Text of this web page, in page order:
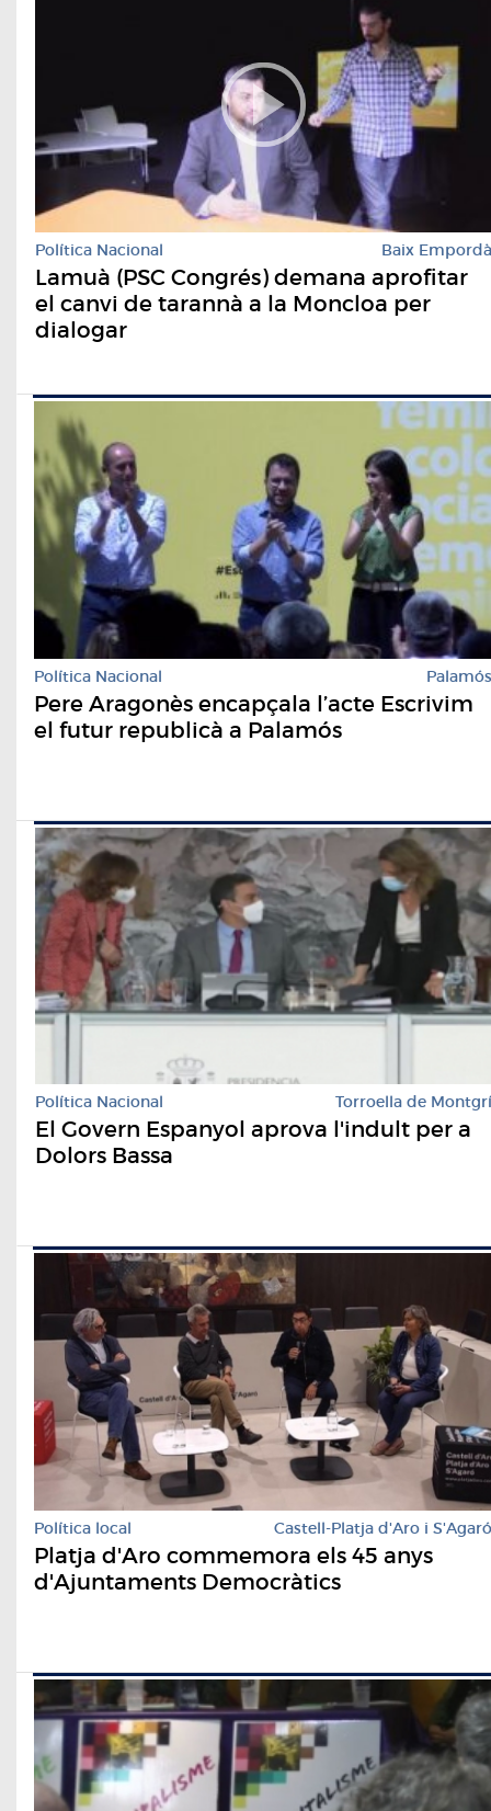
Política Nacional Baix Empordà
Lamuà (PSC Congrés) demana aprofitar
el canvi de tarannà a la Moncloa per
dialogar
Política Nacional Palamós
Pere Aragonès encapçala l’acte Escrivim
el futur republicà a Palamós
Política Nacional Torroella de Montgrí
El Govern Espanyol aprova l'indult per a
Dolors Bassa
Política local Castell-Platja d'Aro i S'Agaró
Platja d'Aro commemora els 45 anys
d'Ajuntaments Democràtics